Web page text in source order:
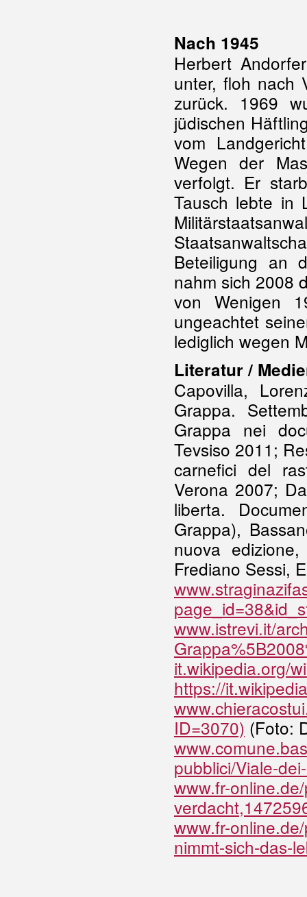
Nach 1945
Herbert
unter, floh nach
zurück. 1969
jüdischen
vom
Wegen der
verfolgt. Er
Tausch lebte in
Beteiligung an
nahm sich 2008
von Wenigen
ungeachtet
lediglich wegen
Literatur /
Capovilla,
Grappa.
Grappa nei
Tevsiso 2011;
carnefici del
Verona 2007;
liberta.
Grappa),
nuova
Frediano Sessi,
www.istrevi.it/
it.wikipedia.org/
https://
ID=3070) (Foto:
pubblici/Viale-
www.fr-
www.fr-
nimmt-sich-das-